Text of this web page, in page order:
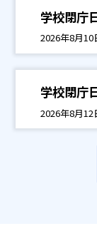
学校閉庁
2026年8月10
学校閉庁
2026年8月12